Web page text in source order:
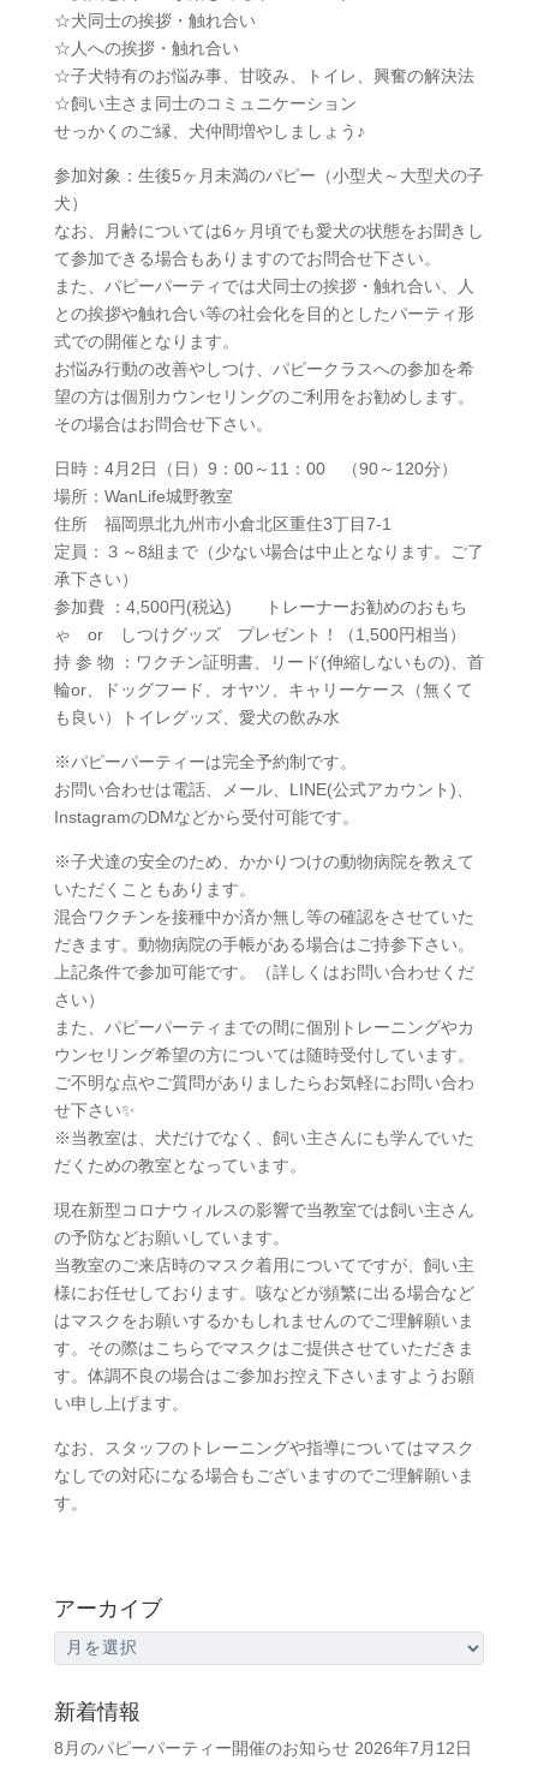
☆犬同士の挨拶・触れ合い
☆人への挨拶・触れ合い
☆子犬特有のお悩み事、甘咬み、トイレ、興奮の解決法
☆飼い主さま同士のコミュニケーション
せっかくのご縁、犬仲間増やしましょう♪
参加対象：生後5ヶ月未満のパピー（小型犬～大型犬の子
犬）
なお、月齢については6ヶ月頃でも愛犬の状態をお聞きし
て参加できる場合もありますのでお問合せ下さい。
また、パピーパーティでは犬同士の挨拶・触れ合い、人
との挨拶や触れ合い等の社会化を目的としたパーティ形
式での開催となります。
お悩み行動の改善やしつけ、パピークラスへの参加を希
望の方は個別カウンセリングのご利用をお勧めします。
その場合はお問合せ下さい。
日時：4月2日（日）9：00～11：00 （90～120分）
場所：WanLife城野教室
住所 福岡県北九州市小倉北区重住3丁目7‐1
定員：３～8組まで（少ない場合は中止となります。ご了
承下さい）
参加費 ：4,500円(税込) トレーナーお勧めのおもち
ゃ or しつけグッズ プレゼント！（1,500円相当）
持 参 物 ：ワクチン証明書、リード(伸縮しないもの)、首
輪or、ドッグフード、オヤツ、キャリーケース（無くて
も良い）トイレグッズ、愛犬の飲み水
※パピーパーティーは完全予約制です。
お問い合わせは電話、メール、LINE(公式アカウント)、
InstagramのDMなどから受付可能です。
※子犬達の安全のため、かかりつけの動物病院を教えて
いただくこともあります。
混合ワクチンを接種中か済か無し等の確認をさせていた
だきます。動物病院の手帳がある場合はご持参下さい。
上記条件で参加可能です。（詳しくはお問い合わせくだ
さい）
また、パピーパーティまでの間に個別トレーニングやカ
ウンセリング希望の方については随時受付しています。
ご不明な点やご質問がありましたらお気軽にお問い合わ
せ下さい✨
※当教室は、犬だけでなく、飼い主さんにも学んでいた
だくための教室となっています。
現在新型コロナウィルスの影響で当教室では飼い主さん
の予防などお願いしています。
当教室のご来店時のマスク着用についてですが、飼い主
様にお任せしております。咳などが頻繁に出る場合など
はマスクをお願いするかもしれませんのでご理解願いま
す。その際はこちらでマスクはご提供させていただきま
す。体調不良の場合はご参加お控え下さいますようお願
い申し上げます。
なお、スタッフのトレーニングや指導についてはマスク
なしでの対応になる場合もございますのでご理解願いま
す。
アーカイブ
ー
カ
イ
ブ
新着情報
8月のパピーパーティー開催のお知らせ 2026年7月12日